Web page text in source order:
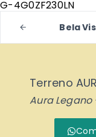
G-4G0ZF230LN
Bela
Terreno
Aura Legano